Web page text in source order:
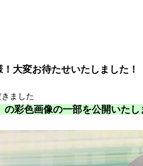
大変お待たせいたしました！
ました
彩色画像の一部を公開いたし